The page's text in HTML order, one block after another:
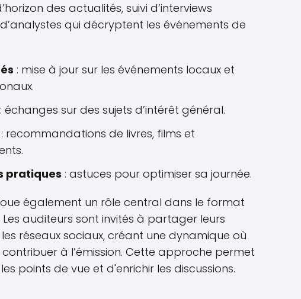
des actualités, suivi d’interviews
qui décryptent les événements de
: mise à jour sur les événements locaux et
: échanges sur des sujets d’intérêt général.
: recommandations de livres, films et
pratiques : astuces pour optimiser sa journée.
également un rôle central dans le format
Les auditeurs sont invités à partager leurs
réseaux sociaux, créant une dynamique où
à l’émission. Cette approche permet
points de vue et d'enrichir les discussions.